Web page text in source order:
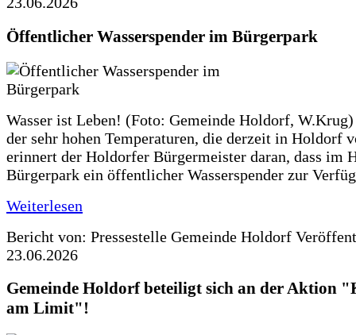
Öffentlicher Wasserspender im Bürgerpark
Wasser ist Leben! (Foto: Gemeinde Holdorf,
der sehr hohen Temperaturen, die derzeit in Holdorf
erinnert der Holdorfer Bürgermeister daran, dass im
Bürgerpark ein öffentlicher Wasserspender zur
Weiterlesen
Bericht von: Pressestelle Gemeinde Holdorf
23.06.2026
Gemeinde Holdorf beteiligt sich an der Aktion
am Limit"!